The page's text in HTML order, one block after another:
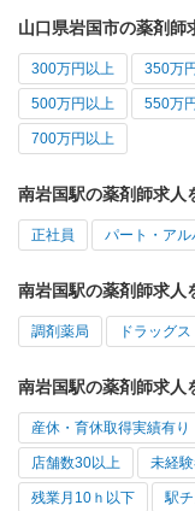
山口県岩国市の薬剤師
300万円以上 350万
500万円以上 550万
700万円以上
南岩国駅の薬剤師求人
正社員 パート・アル
南岩国駅の薬剤師求人
調剤薬局 ドラッグス
南岩国駅の薬剤師求人
産休・育休取得実績有り
店舗数30以上 未経
残業月10ｈ以下 駅チ